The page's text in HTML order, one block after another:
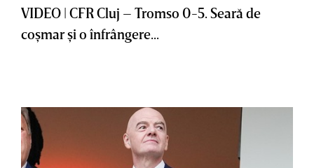
VIDEO | CFR Cluj – Tromso 0-5. Seară de
coşmar şi o înfrângere...